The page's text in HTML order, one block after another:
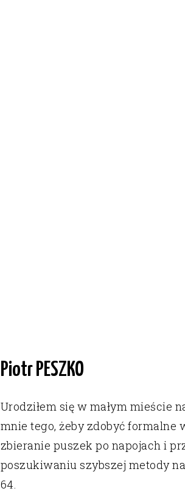
Piotr PESZKO
Urodziłem się w małym mieście
mnie tego, żeby zdobyć formalne
zbieranie puszek po napojach i
poszukiwaniu szybszej metody
64.